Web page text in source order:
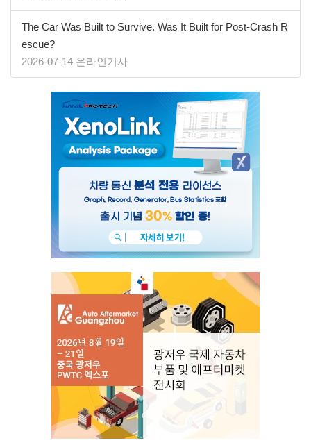
The Car Was Built to Survive. Was It Built for Post-Crash R
escue?
2026-07-14 온라인기사